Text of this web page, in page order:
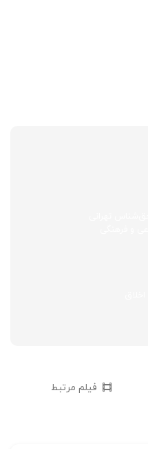
فیلم مرتبط